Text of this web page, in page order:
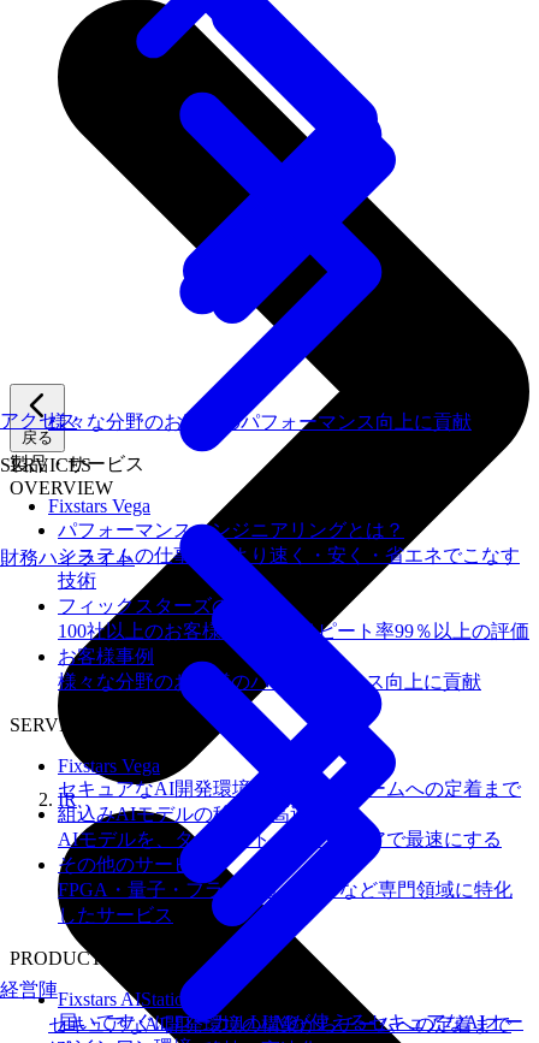
戻る
製品・サービス
OVERVIEW
パフォーマンスエンジニアリングとは？
システムの仕事を、より速く・安く・省エネでこなす
技術
フィックスターズの​強み
100社以上のお客様を支援しリピート率99％以上の評価
お客様事例
様々な分野のお客様のパフォーマンス向上に貢献
SERVICES
Fixstars Vega
セキュアなAI開発環境の構築からチームへの定着まで
組込みAIモデルの移植・高速化
AIモデルを、ターゲットハードウェアで最速にする
その他のサービス
FPGA・量子・フラッシュメモリなど専門領域に特化
したサービス
PRODUCTS
Fixstars AIStation
届いてすぐにローカルLLMが使えるセキュアなAIオー
アクセス
経営陣
様々な分野のお客様のパフォーマンス向上に貢献
SERVICES
Fixstars Vega
セキュアなAI開発環境の構築からチームへの定着まで
財務ハイライト
IR